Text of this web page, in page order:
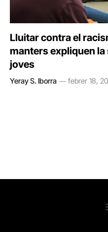
Lluitar contra el
manters expliquen
joves
Yeray S. Iborra febrer 18,